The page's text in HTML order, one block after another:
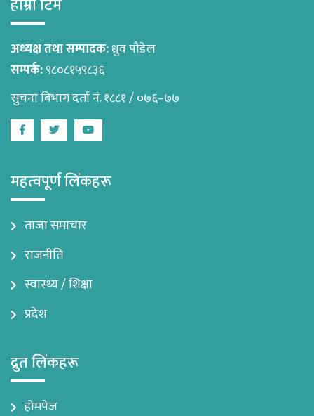
हाम्रो टिम
अध्यक्ष तथा सम्पादक:ध्रुव पौडेल
सम्पर्क:९८०८१५९८३६
सुचना बिभाग दर्ता नं. १८८१ / ०७६–७७
FacebookTwitterYoutube
महत्वपूर्ण लिंकहरू
ताजा समाचार
राजनीति
स्वास्थ्य / शिक्षा
प्रदेश
द्रुत लिंकहरू
होमपेज